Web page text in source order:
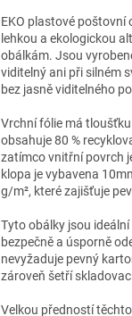
EKO plastové poštovní
lehkou a ekologickou
obálkám. Jsou
viditelný ani při silném
bez jasně viditelného
Vrchní fólie má
obsahuje 80 %
zatímco vnitřní povrch
klopa je vybavena
g/m², které zajišťuje
Tyto obálky jsou
bezpečně a úsporně
nevyžaduje pevný
zároveň šetří
Velkou předností